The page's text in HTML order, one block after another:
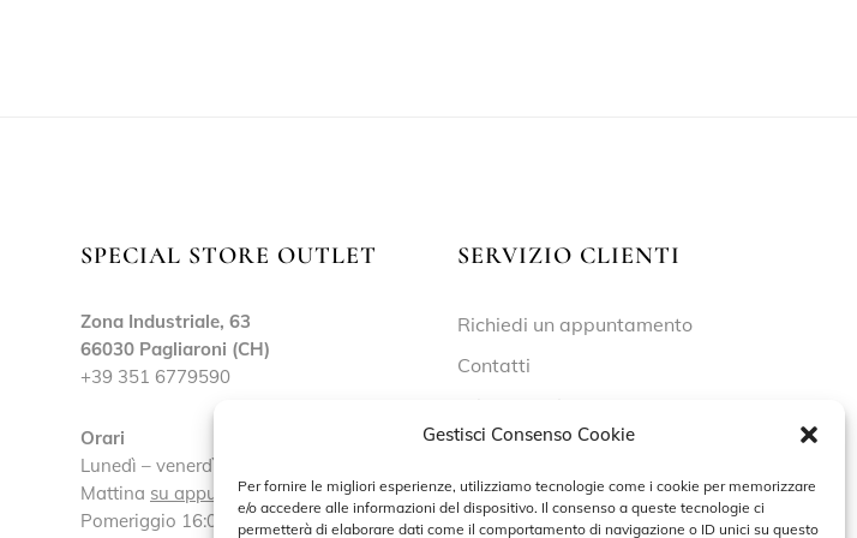
Gestisci Consenso Cookie
Per fornire le migliori esperienze, utilizziamo tecnologie come i cookie per memorizzare
e/o accedere alle informazioni del dispositivo. Il consenso a queste tecnologie ci
permetterà di elaborare dati come il comportamento di navigazione o ID unici su questo
SPECIAL STORE OUTLET
Zona Industriale, 63
66030 Pagliaroni (CH)
+39 351 6779590
Orari
Lunedì – venerdì:
Mattina su appuntamento
Pomeriggio 16:00 – 19:30
SERVIZIO CLIENTI
Richiedi un appuntamento
Contatti
Cookie Policy